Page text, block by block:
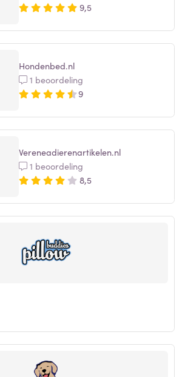
9,5
Hondenbed.nl
1 beoordeling
9
Vereneadierenartikelen.nl
1 beoordeling
8,5